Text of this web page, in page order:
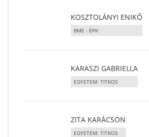
KOSZTOLÁNYI ENIKŐ
BME - ÉPK
KARASZI GABRIELLA
EGYETEM: TITKOS
ZITA KARÁCSON
EGYETEM: TITKOS